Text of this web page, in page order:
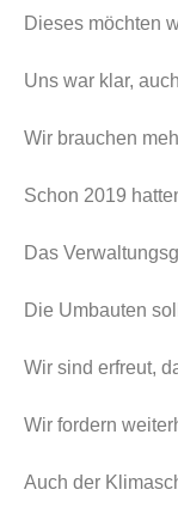
Dieses möchten
Uns war klar,
Wir brauchen
Schon 2019
Das
Die Umbauten
Wir sind erfreut,
Wir fordern
Auch der